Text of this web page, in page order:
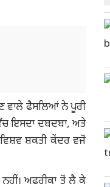
ਵਾਲੇ ਫੈਸਲਿਆਂ ਨੇ ਪੂਰੀ
ਇਸਦਾ ਦਬਦਬਾ, ਅਤੇ
ਸ਼ਕਤੀ ਕੇਂਦਰ ਵਜੋਂ
ਅਫਰੀਕਾ ਤੋਂ ਲੈ ਕੇ